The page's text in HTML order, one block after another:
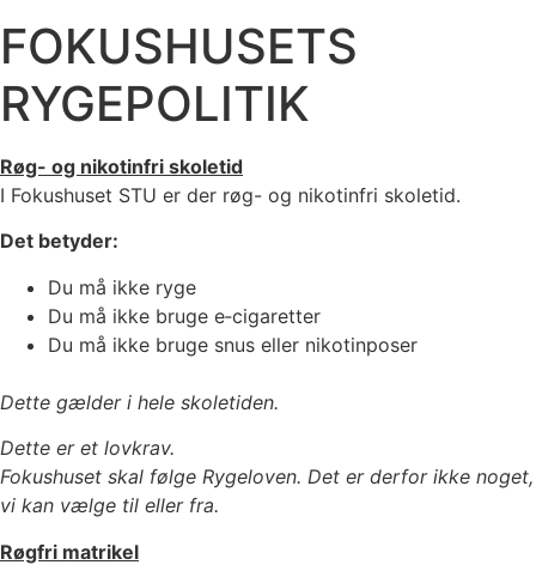
FOKUSHUSETS
RYGEPOLITIK
Røg- og nikotinfri skoletid
I Fokushuset STU er der røg- og nikotinfri skoletid.
Det betyder:
Du må ikke ryge
Du må ikke bruge e‑cigaretter
Du må ikke bruge snus eller nikotinposer
Dette gælder i hele skoletiden.
Dette er et lovkrav.
Fokushuset skal følge Rygeloven. Det er derfor ikke noget,
vi kan vælge til eller fra.
Røgfri matrikel